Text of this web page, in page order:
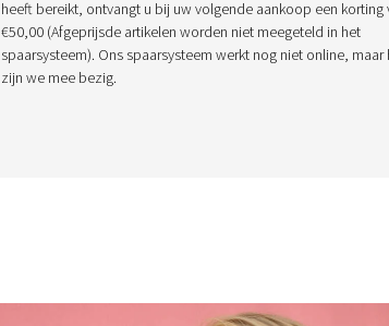
heeft bereikt, ontvangt u bij uw volgende aankoop een korting
€50,00 (Afgeprijsde artikelen worden niet meegeteld in het
spaarsysteem). Ons spaarsysteem werkt nog niet online, maar
zijn we mee bezig.